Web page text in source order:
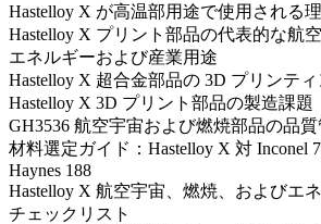
Hastelloy X が高温部用途で使用される
Hastelloy X プリント部品の代表的な航
エネルギーおよび産業用途
Hastelloy X 超合金部品の 3D プリンテ
Hastelloy X 3D プリント部品の製造課題
GH3536 航空宇宙および燃焼部品の品質
材料選定ガイド：Hastelloy X 対 Inconel
Haynes 188
Hastelloy X 航空宇宙、燃焼、およびエ
チェックリスト